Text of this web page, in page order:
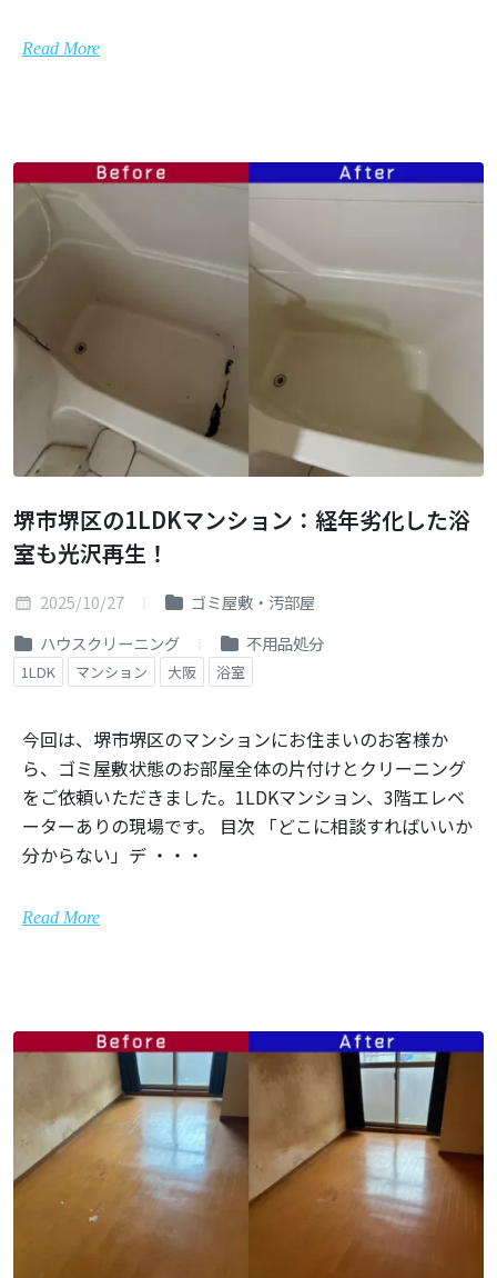
Read More
堺市堺区の1LDKマンション：経年劣化した浴
室も光沢再生！
2025/10/27
ゴミ屋敷・汚部屋
ハウスクリーニング
不用品処分
1LDK マンション 大阪 浴室
今回は、堺市堺区のマンションにお住まいのお客様か
ら、ゴミ屋敷状態のお部屋全体の片付けとクリーニング
をご依頼いただきました。1LDKマンション、3階エレベ
ーターありの現場です。 目次 「どこに相談すればいいか
分からない」デ ・・・
Read More